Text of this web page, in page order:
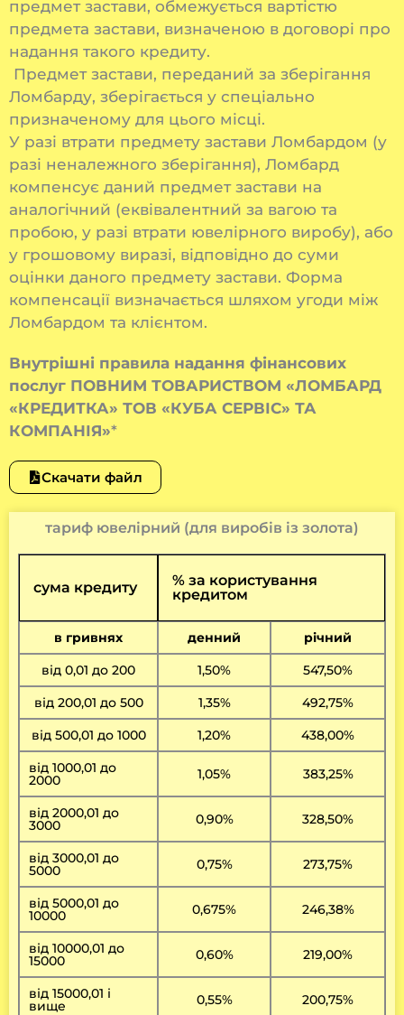
предмет застави, обмежується вартістю
предмета застави, визначеною в договорі про
надання такого кредиту.
Предмет застави, переданий за зберігання
Ломбарду, зберігається у спеціально
призначеному для цього місці.
У разі втрати предмету застави Ломбардом (у
разі неналежного зберігання), Ломбард
компенсує даний предмет застави на
аналогічний (еквівалентний за вагою та
пробою, у разі втрати ювелірного виробу), або
у грошовому виразі, відповідно до суми
оцінки даного предмету застави. Форма
компенсації визначається шляхом угоди між
Ломбардом та клієнтом.
Внутрішні правила надання фінансових
послуг ПОВНИМ ТОВАРИСТВОМ «ЛОМБАРД
«КРЕДИТКА» ТОВ «КУБА СЕРВІС» ТА
КОМПАНІЯ»*
Скачати файл
тариф ювелірний (для виробів із золота)
сума кредиту
% за користування
кредитом
в гривнях денний
річний
від 0,01 до 200
1,50%
547,50%
від 200,01 до 500
1,35%
492,75%
від 500,01 до 1000
1,20%
438,00%
від 1000,01 до
2000 1,05% 383,25%
від 2000,01 до
3000 0,90% 328,50%
від 3000,01 до
5000 0,75% 273,75%
від 5000,01 до
10000 0,675% 246,38%
від 10000,01 до
15000 0,60% 219,00%
від 15000,01 і
вище 0,55% 200,75%